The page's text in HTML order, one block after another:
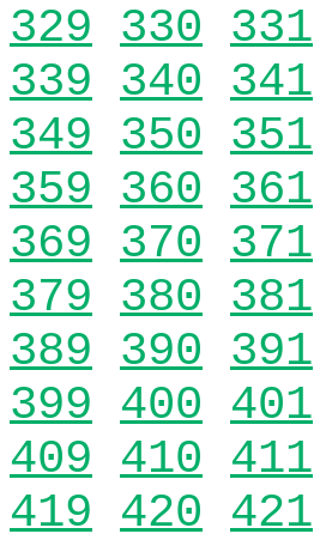
329 330 331
339 340 341
349 350 351
359 360 361
369 370 371
379 380 381
389 390 391
399 400 401
409 410 411
419 420 421